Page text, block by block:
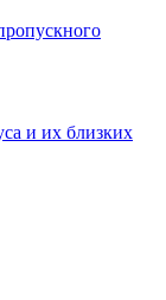
и их близких